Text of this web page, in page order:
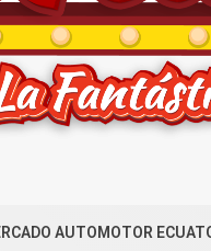
ECUATORIANO